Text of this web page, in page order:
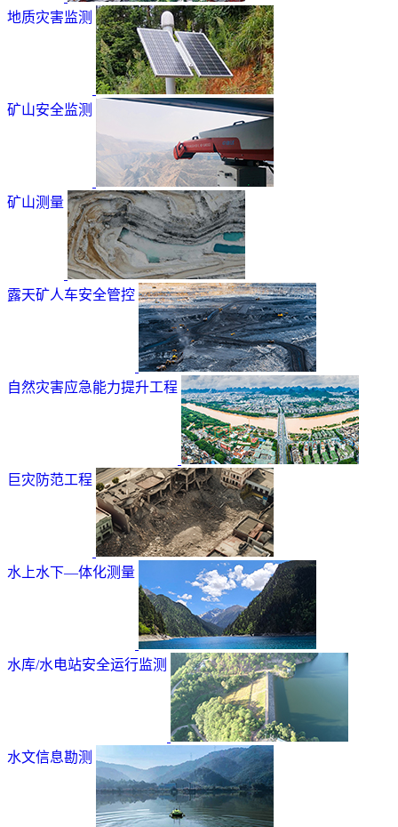
地质灾害监测
矿山安全监测
矿山测量
露天矿人车安全管控
自然灾害应急能力提升工程
巨灾防范工程
水上水下—体化测量
水库/水电站安全运行监测
水文信息勘测